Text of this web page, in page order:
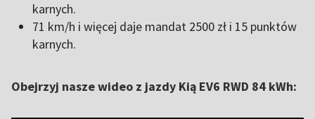
karnych.
71 km/h i więcej daje mandat 2500 zł i 15 punktów
karnych.
Obejrzyj nasze wideo z jazdy Kią EV6 RWD 84 kWh: